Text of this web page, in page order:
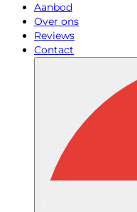
Aanbod
Over ons
Reviews
Contact